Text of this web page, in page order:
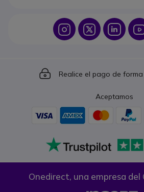
Icon IconIcon
Icon
Realice el pago de
Aceptamos
Onedirect, una empresa del